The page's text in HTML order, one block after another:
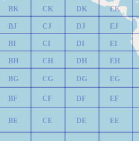
BE
BF
BG
BH
BI
BJ
BK
CE
CF
CG
CH
CI
CJ
CK
DE
DF
DG
DH
DI
DJ
DK
EE
EF
EG
EH
EI
EJ
EK